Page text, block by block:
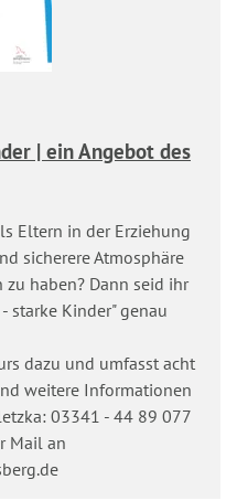
| ein Angebot des
Eltern in der Erziehung
sicherere Atmosphäre
haben? Dann seid ihr
starke Kinder" genau
dazu und umfasst acht
weitere Informationen
03341 - 44 89 077
Mail an